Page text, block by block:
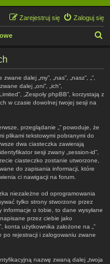
Zaloguj się
Zarejestruj się
dalej „my”, „nas”, „nasz”, „”,
dalej „oni”, „ich”,
„Zespoły phpBB”, korzystają z
w czasie dowolnej twojej sesji na
przeglądanie „” powoduje, że
plikami tekstowymi pobranymi do
dwa ciasteczka zawierają
sesji zwany „session-id”,
ciasteczko zostanie utworzone,
do zapisania informacji, które
ci nawigacji na forum.
niezależne od oprogramowania
tylko strony stworzone przez
o tobie, to dane wysyłane
przez ciebie jako
konta użytkownika założone na „”
po rejestracji i zalogowaniu zwane
nazwę zwaną dalej „twoja